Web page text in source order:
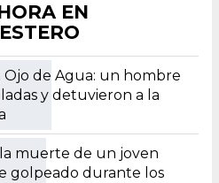
EN
Ojo de Agua: un hombre
y detuvieron a la
muerte de un joven
golpeado durante los